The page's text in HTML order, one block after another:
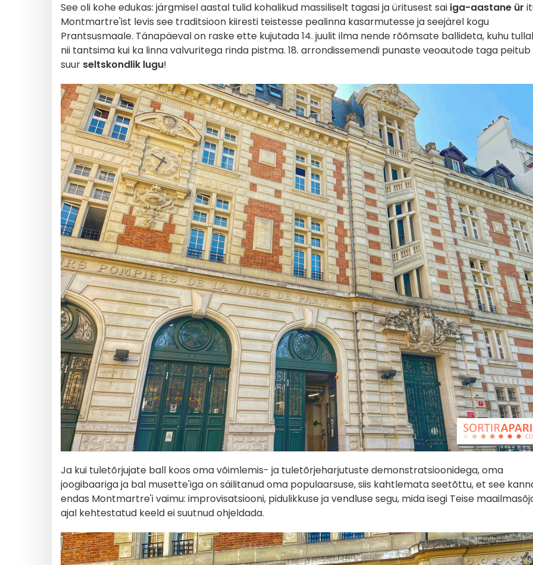
See oli kohe edukas: järgmisel aastal tulid kohalikud massiliselt tagasi ja üritusest sai iga-aastane ür
Montmartre'ist levis see traditsioon kiiresti teistesse pealinna kasarmutesse ja seejärel kogu
Prantsusmaale. Tänapäeval on raske ette kujutada 14. juulit ilma nende rõõmsate ballideta, kuhu
nii tantsima kui ka linna valvuritega rinda pistma. 18. arrondissemendi punaste veoautode taga peitub
suur seltskondlik lugu!
Ja kui tuletõrjujate ball koos oma võimlemis- ja tuletõrjeharjutuste demonstratsioonidega, oma
joogibaariga ja bal musette'iga on säilitanud oma populaarsuse, siis kahtlemata seetõttu, et see
endas Montmartre'i vaimu: improvisatsiooni, pidulikkuse ja vendluse segu, mida isegi Teise
ajal kehtestatud keeld ei suutnud ohjeldada.